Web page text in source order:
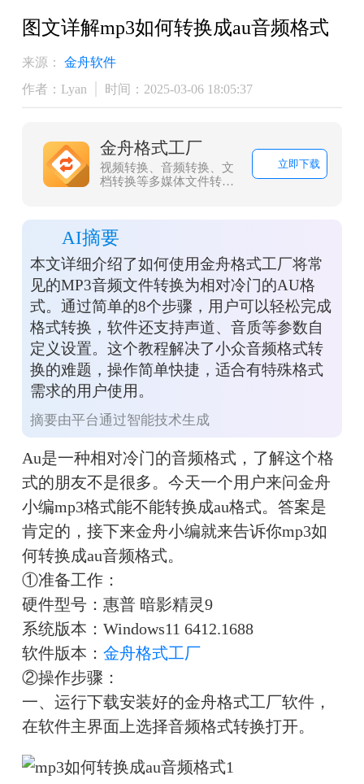
图文详解mp3如何转换成au音频格式
来源：
金舟软件
作者：Lyan
时间：2025-03-06 18:05:37
金舟格式工厂
视频转换、音频转换、文
档转换等多媒体文件转
立即下载
AI摘要
本文详细介绍了如何使用金舟格式工厂将常
见的MP3音频文件转换为相对冷门的AU格
式。通过简单的8个步骤，用户可以轻松完成
格式转换，软件还支持声道、音质等参数自
定义设置。这个教程解决了小众音频格式转
换的难题，操作简单快捷，适合有特殊格式
需求的用户使用。
摘要由平台通过智能技术生成
Au是一种相对冷门的音频格式，了解这个格
式的朋友不是很多。今天一个用户来问金舟
小编mp3格式能不能转换成au格式。答案是
肯定的，接下来金舟小编就来告诉你mp3如
何转换成au音频格式。
①准备工作：
硬件型号：惠普 暗影精灵9
系统版本：Windows11 6412.1688
软件版本： 金舟格式工厂
②操作步骤：
一、运行下载安装好的金舟格式工厂软件，
在软件主界面上选择音频格式转换打开。